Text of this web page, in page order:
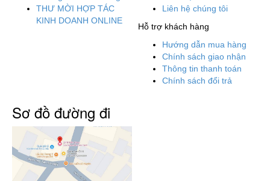
THƯ MỜI HỢP TÁC
KINH DOANH ONLINE
Liên hệ chúng tôi
Hỗ trợ khách hàng
Hướng dẫn mua hàng
Chính sách giao nhận
Thông tin thanh toán
Chính sách đổi trả
Sơ đồ đường đi